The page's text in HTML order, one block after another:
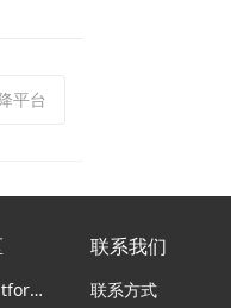
平台
意大利Platform Basket蜘蛛车
联系我们
联系方式